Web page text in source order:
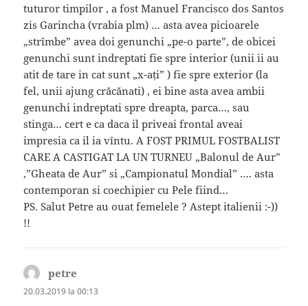
tuturor timpilor , a fost Manuel Francisco dos Santos
zis Garincha (vrabia plm) … asta avea picioarele
„strîmbe” avea doi genunchi „pe-o parte”, de obicei
genunchi sunt indreptati fie spre interior (unii ii au
atit de tare in cat sunt „x-ați” ) fie spre exterior (la
fel, unii ajung crăcănati) , ei bine asta avea ambii
genunchi indreptati spre dreapta, parca…, sau
stinga… cert e ca daca il priveai frontal aveai
impresia ca il ia vîntu. A FOST PRIMUL FOSTBALIST
CARE A CASTIGAT LA UN TURNEU „Balonul de Aur”
,”Gheata de Aur” si „Campionatul Mondial” …. asta
contemporan si coechipier cu Pele fiind…
PS. Salut Petre au ouat femelele ? Astept italienii :-))
!!
petre
20.03.2019 la 00:13